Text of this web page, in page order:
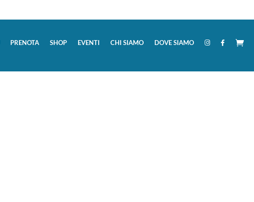
PRENOTA SHOP EVENTI CHI SIAMO DOVE SIAMO